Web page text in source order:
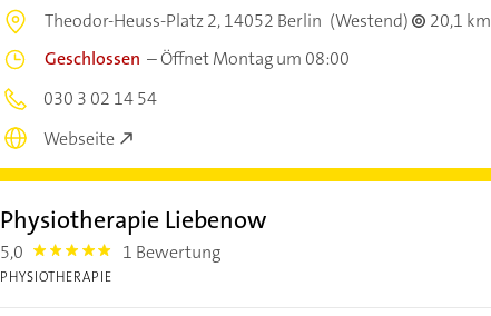
Theodor-Heuss-Platz 2,14052 Berlin (Westend)
20,1 km
Geschlossen –Öffnet Montag um 08:00
030 3 02 14 54
Webseite
Physiotherapie Liebenow
5,0 5.0 1 Bewertung
PHYSIOTHERAPIE